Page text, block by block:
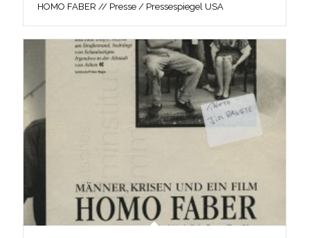
HOMO FABER // Presse / Pressespiegel USA